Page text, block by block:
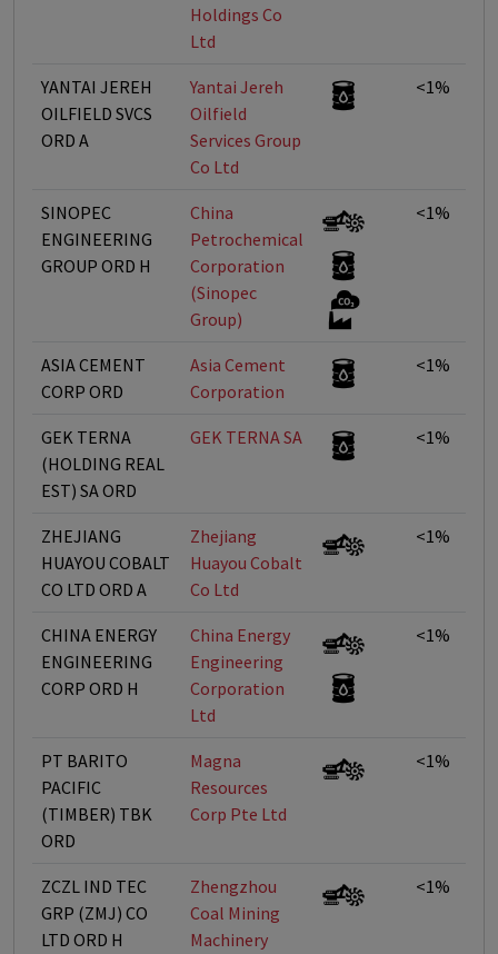
Holdings Co
Ltd
YANTAI JEREH
OILFIELD SVCS
ORD A
Yantai Jereh
Oilfield
Services Group
Co Ltd
<1%
SINOPEC
ENGINEERING
GROUP ORD H
China
Petrochemical
Corporation
(Sinopec
Group)
<1%
ASIA CEMENT
CORP ORD
Asia Cement
Corporation
<1%
GEK TERNA
(HOLDING REAL
EST) SA ORD
GEK TERNA SA <1%
ZHEJIANG
HUAYOU COBALT
CO LTD ORD A
Zhejiang
Huayou Cobalt
Co Ltd
<1%
CHINA ENERGY
ENGINEERING
CORP ORD H
China Energy
Engineering
Corporation
Ltd
<1%
PT BARITO
PACIFIC
(TIMBER) TBK
ORD
Magna
Resources
Corp Pte Ltd
<1%
ZCZL IND TEC
GRP (ZMJ) CO
LTD ORD H
Zhengzhou
Coal Mining
Machinery
<1%